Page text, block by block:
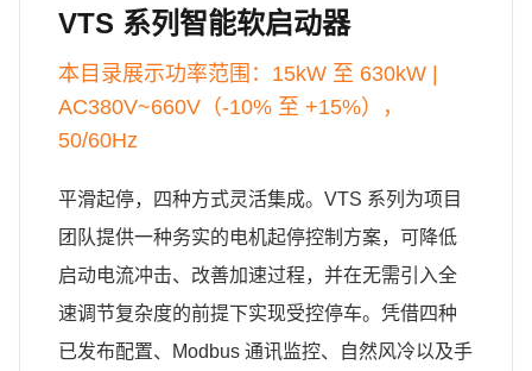
VTS 系列智能软启动器
本目录展示功率范围：15kW 至 630kW |
AC380V~660V（-10% 至 +15%），
50/60Hz
平滑起停，四种方式灵活集成。VTS 系列为项目
团队提供一种务实的电机起停控制方案，可降低
启动电流冲击、改善加速过程，并在无需引入全
速调节复杂度的前提下实现受控停车。凭借四种
已发布配置、Modbus 通讯监控、自然风冷以及手